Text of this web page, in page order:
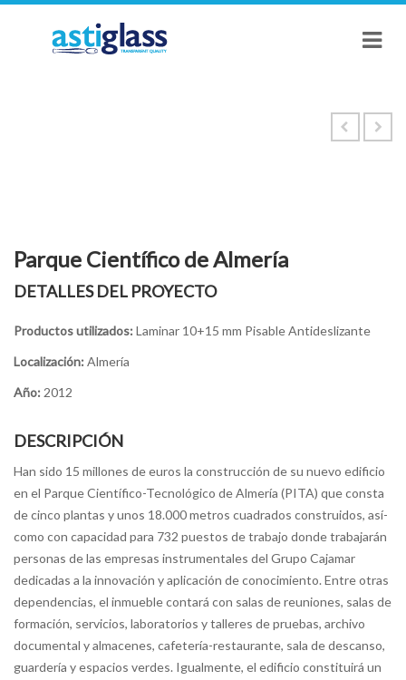
Parque Cientí­fico de Almerí­a
DETALLES DEL PROYECTO
Productos utilizados: Laminar 10+15 mm Pisable Antideslizante
Localización: Almerí­a
Año: 2012
DESCRIPCIÓN
Han sido 15 millones de euros la construcción de su nuevo edificio
en el Parque Cientí­fico-Tecnológico de Almerí­a (PITA) que consta
de cinco plantas y unos 18.000 metros cuadrados construidos, así­
como con capacidad para 732 puestos de trabajo donde trabajarán
personas de las empresas instrumentales del Grupo Cajamar
dedicadas a la innovación y aplicación de conocimiento. Entre otras
dependencias, el inmueble contará con salas de reuniones, salas de
formación, servicios, laboratorios y talleres de pruebas, archivo
documental y almacenes, cafeterí­a-restaurante, sala de descanso,
guarderí­a y espacios verdes. Igualmente, el edificio constituirá un